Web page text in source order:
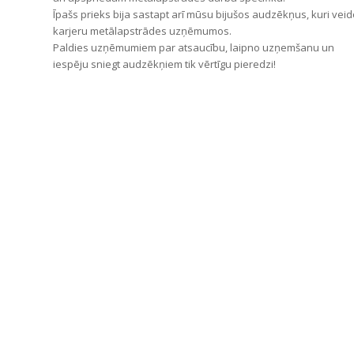
Īpašs prieks bija sastapt arī mūsu bijušos audzēkņus, kuri
karjeru metālapstrādes uzņēmumos.
Paldies uzņēmumiem par atsaucību, laipno uzņemšanu un
iespēju sniegt audzēkņiem tik vērtīgu pieredzi!